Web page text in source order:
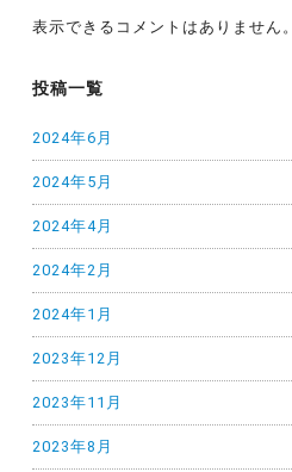
表示できるコメントはありません。
投稿一覧
2024年6月
2024年5月
2024年4月
2024年2月
2024年1月
2023年12月
2023年11月
2023年8月